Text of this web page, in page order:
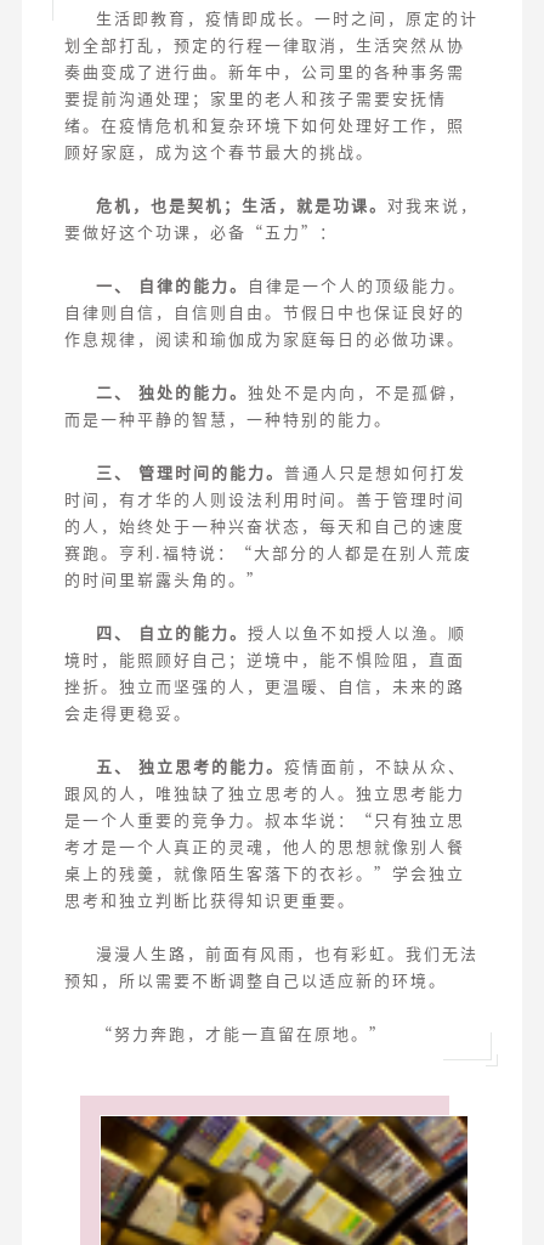
生活即教育，疫情即成长。一时之间，原定的计
划全部打乱，预定的行程一律取消，生活突然从协
奏曲变成了进行曲。新年中，公司里的各种事务需
要提前沟通处理；家里的老人和孩子需要安抚情
绪。在疫情危机和复杂环境下如何处理好工作，照
顾好家庭，成为这个春节最大的挑战。
危机，也是契机；生活，就是功课。 对我来说，
要做好这个功课，必备“五力”：
一、 自律的能力。
自律是一个人的顶级能力。
自律则自信，自信则自由。节假日中也保证良好的
作息规律，阅读和瑜伽成为家庭每日的必做功课。
二、 独处的能力。 独处不是内向，不是孤僻，
而是一种平静的智慧，一种特别的能力。
三、 管理时间的能力。 普通人只是想如何打发
时间，有才华的人则设法利用时间。善于管理时间
的人，始终处于一种兴奋状态，每天和自己的速度
赛跑。亨利.福特说：“大部分的人都是在别人荒废
的时间里崭露头角的。”
四、 自立的能力。 授人以鱼不如授人以渔。顺
境时，能照顾好自己；逆境中，能不惧险阻，直面
挫折。独立而坚强的人，更温暖、自信，未来的路
会走得更稳妥。
五、 独立思考的能力。 疫情面前，不缺从众、
跟风的人，唯独缺了独立思考的人。独立思考能力
是一个人重要的竞争力。叔本华说：“只有独立思
考才是一个人真正的灵魂，他人的思想就像别人餐
桌上的残羹，就像陌生客落下的衣衫。”学会独立
思考和独立判断比获得知识更重要。
漫漫人生路，前面有风雨，也有彩虹。我们无法
预知，所以需要不断调整自己以适应新的环境。
“努力奔跑，才能一直留在原地。”